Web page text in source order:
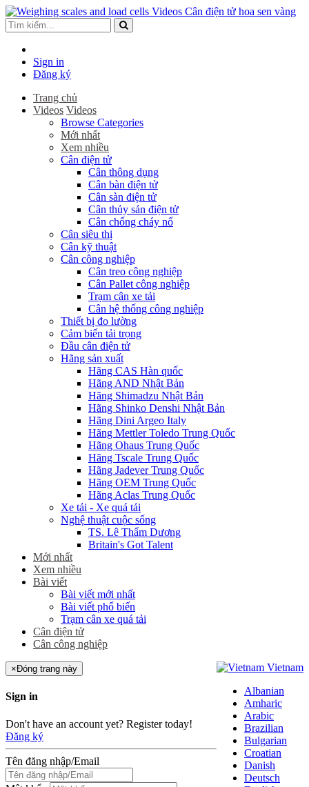
Sign in
Đăng ký
Trang chủ
Videos Videos
Browse Categories
Mới nhất
Xem nhiều
Cân điện tử
Cân thông dụng
Cân bàn điện tử
Cân sàn điện tử
Cân thủy sản điện tử
Cân chống cháy nổ
Cân siêu thị
Cân kỹ thuật
Cân công nghiệp
Cân treo công nghiệp
Cân Pallet công nghiệp
Trạm cân xe tải
Cân hệ thống công nghiệp
Thiết bị đo lường
Cảm biến tải trọng
Đầu cân điện tử
Hãng sản xuất
Hãng CAS Hàn quốc
Hãng AND Nhật Bản
Hãng Shimadzu Nhật Bản
Hãng Shinko Denshi Nhật Bản
Hãng Dini Argeo Italy
Hãng Mettler Toledo Trung Quốc
Hãng Ohaus Trung Quốc
Hãng Tscale Trung Quốc
Hãng Jadever Trung Quốc
Hãng OEM Trung Quốc
Hãng Aclas Trung Quốc
Xe tải - Xe quá tải
Nghệ thuật cuộc sống
TS. Lê Thẩm Dương
Britain's Got Talent
Mới nhất
Xem nhiều
Bài viết
Bài viết mới nhất
Bài viết phổ biến
Trạm cân xe quá tải
Cân điện tử
Cân công nghiệp
Vietnam
Albanian
Amharic
Arabic
Brazilian
Bulgarian
Croatian
Danish
Deutsch
×Đóng trang này
Sign in
Don't have an account yet? Register today!
Đăng ký
Tên đăng nhập/Email